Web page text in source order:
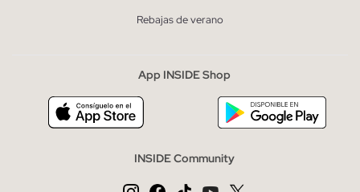
Rebajas de verano
App INSIDE Shop
INSIDE Community